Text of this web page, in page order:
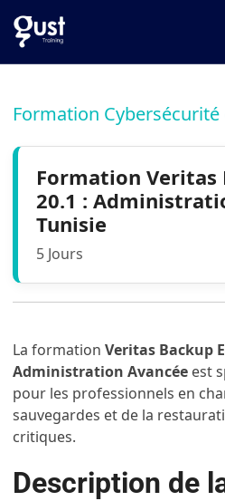
Formation Cybersécurité
Formation Veritas
20.1 :
Tunisie
5 Jours
La formationVeritas Backup
Administration Avancée est
pour les professionnels en
sauvegardes et de la
critiques.
Description de